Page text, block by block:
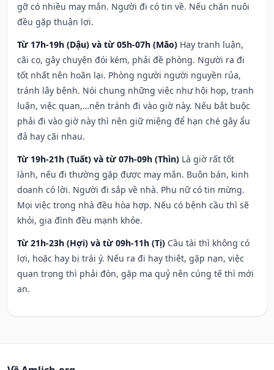
gỡ có nhiều may mắn. Người đi có tin về. Nếu chăn nuôi
đều gặp thuận lợi.
Từ 17h-19h (Dậu) và từ 05h-07h (Mão) Hay tranh luận,
cãi cọ, gây chuyện đói kém, phải đề phòng. Người ra đi
tốt nhất nên hoãn lại. Phòng người người nguyền rủa,
tránh lây bệnh. Nói chung những việc như hội họp, tranh
luận, việc quan,…nên tránh đi vào giờ này. Nếu bắt buộc
phải đi vào giờ này thì nên giữ miệng để hạn ché gây ẩu
đả hay cãi nhau.
Từ 19h-21h (Tuất) và từ 07h-09h (Thìn) Là giờ rất tốt
lành, nếu đi thường gặp được may mắn. Buôn bán, kinh
doanh có lời. Người đi sắp về nhà. Phụ nữ có tin mừng.
Mọi việc trong nhà đều hòa hợp. Nếu có bệnh cầu thì sẽ
khỏi, gia đình đều mạnh khỏe.
Từ 21h-23h (Hợi) và từ 09h-11h (Tị) Cầu tài thì không có
lợi, hoặc hay bị trái ý. Nếu ra đi hay thiệt, gặp nạn, việc
quan trọng thì phải đòn, gặp ma quỷ nên cúng tế thì mới
an.